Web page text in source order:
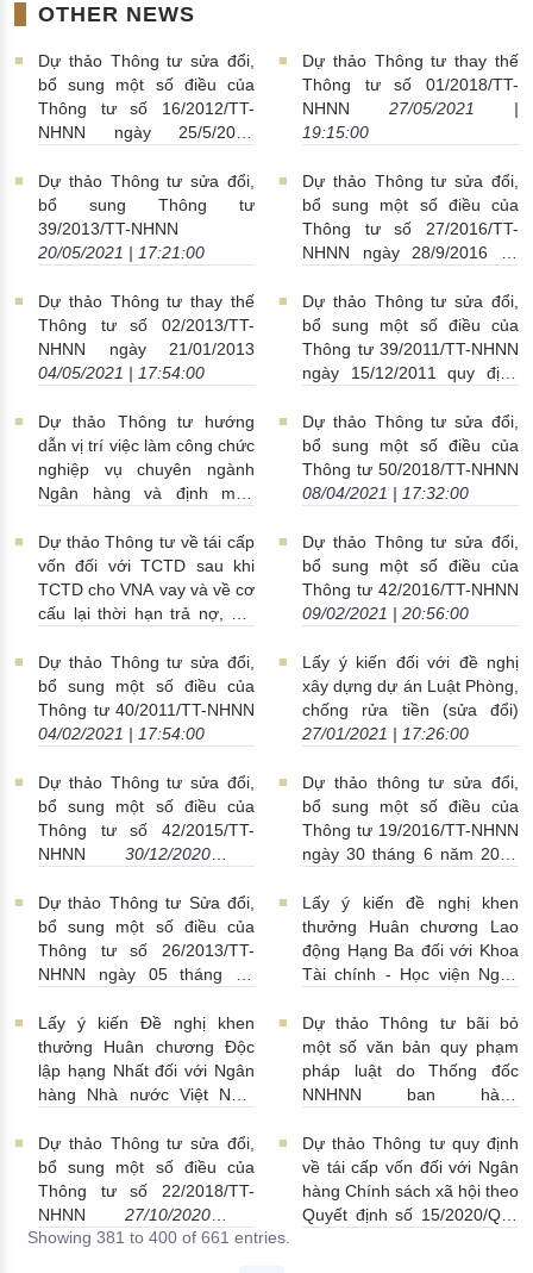
OTHER NEWS
Dự thảo Thông tư sửa đổi,
bổ sung một số điều của
Thông tư số 16/2012/TT-
NHNN ngày 25/5/2012
Dự thảo Thông tư thay thế
Thông tư số 01/2018/TT-
NHNN
27/05/2021 |
19:15:00
Dự thảo Thông tư sửa đổi,
bổ sung Thông tư
39/2013/TT-NHNN
20/05/2021 | 17:21:00
Dự thảo Thông tư sửa đổi,
bổ sung một số điều của
Thông tư số 27/2016/TT-
NHNN ngày 28/9/2016 về
tục xây dựng, ban hành văn
bản quy phạm pháp luật của
NHNN
04/05/2021 |
17:55:00
Dự thảo Thông tư thay thế
Thông tư số 02/2013/TT-
NHNN ngày 21/01/2013
04/05/2021 | 17:54:00
Dự thảo Thông tư sửa đổi,
bổ sung một số điều của
Thông tư 39/2011/TT-NHNN
ngày 15/12/2011 quy định
TCTD, chi nhánh NHNNg
28/04/2021 | 22:46:00
Dự thảo Thông tư hướng
dẫn vị trí việc làm công chức
nghiệp vụ chuyên ngành
Ngân hàng và định mức
quan, tổ chức hành chính
thuộc ngành Ngân hàng
22/04/2021 | 20:24:00
Dự thảo Thông tư sửa đổi,
bổ sung một số điều của
Thông tư 50/2018/TT-NHNN
08/04/2021 | 17:32:00
Dự thảo Thông tư về tái cấp
vốn đối với TCTD sau khi
TCTD cho VNA vay và về cơ
cấu lại thời hạn trả nợ, giữ
dự phòng rủi ro đối với
khoản nợ của VNA do ảnh
hưởng của đại dịch COVID-
19. 08/03/2021 | 22:36:00
Dự thảo Thông tư sửa đổi,
bổ sung một số điều của
Thông tư 42/2016/TT-NHNN
09/02/2021 | 20:56:00
Dự thảo Thông tư sửa đổi,
bổ sung một số điều của
Thông tư 40/2011/TT-NHNN
04/02/2021 | 17:54:00
Lấy ý kiến đối với đề nghị
xây dựng dự án Luật Phòng,
chống rửa tiền (sửa đổi)
27/01/2021 | 17:26:00
Dự thảo Thông tư sửa đổi,
bổ sung một số điều của
Thông tư số 42/2015/TT-
NHNN
30/12/2020 |
Dự thảo thông tư sửa đổi,
bổ sung một số điều của
Thông tư 19/2016/TT-NHNN
ngày 30 tháng 6 năm 2016
Dự thảo Thông tư Sửa đổi,
bổ sung một số điều của
Thông tư số 26/2013/TT-
NHNN ngày 05 tháng 12
00:19:00
Lấy ý kiến đề nghị khen
thưởng Huân chương Lao
động Hạng Ba đối với Khoa
Tài chính - Học viện Ngân
Việt Nam
14/12/2020 |
22:56:00
Lấy ý kiến Đề nghị khen
thưởng Huân chương Độc
lập hạng Nhất đối với Ngân
hàng Nhà nước Việt Nam
Dự thảo Thông tư bãi bỏ
một số văn bản quy phạm
pháp luật do Thống đốc
NNHNN ban hành
Dự thảo Thông tư sửa đổi,
bổ sung một số điều của
Thông tư số 22/2018/TT-
NHNN
27/10/2020 |
22:38:00
Dự thảo Thông tư quy định
về tái cấp vốn đối với Ngân
hàng Chính sách xã hội theo
Quyết định số 15/2020/QĐ-
Showing 381 to 400 of 661 entries.